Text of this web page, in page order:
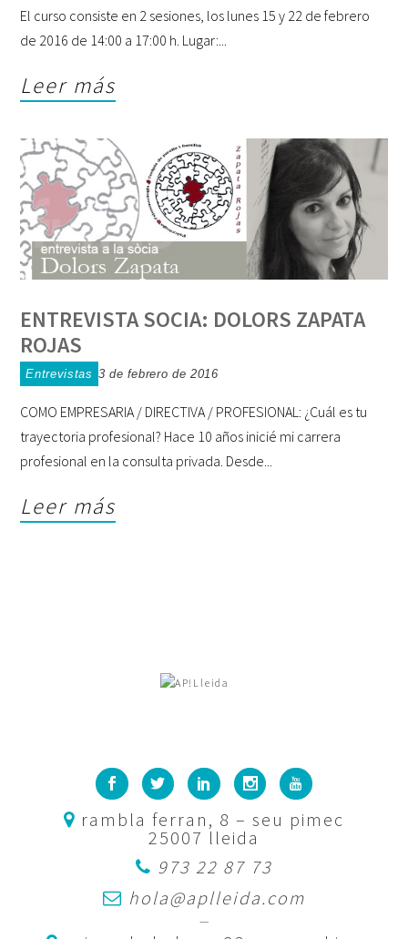
El curso consiste en 2 sesiones, los lunes 15 y 22 de febrero
de 2016 de 14:00 a 17:00 h. Lugar:
Leer más
ENTREVISTA SOCIA: DOLORS ZAPATA
ROJAS
Entrevistas 3 de febrero de 2016
COMO EMPRESARIA / DIRECTIVA / PROFESIONAL: ¿Cuál es tu
trayectoria profesional? Hace 10 años inicié mi carrera
profesional en la consulta privada. Desde
Leer más
rambla ferran, 8 – seu pimec
25007 lleida
973 22 87 73
hola@aplleida.com
—